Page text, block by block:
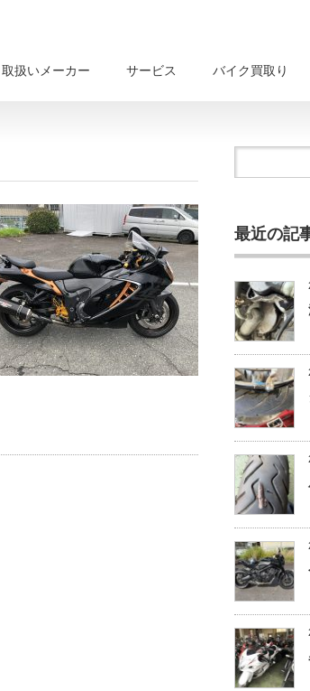
取扱いメーカー サービス バイク買取り
最近の記